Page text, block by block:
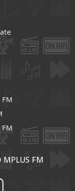
MPLUS FM